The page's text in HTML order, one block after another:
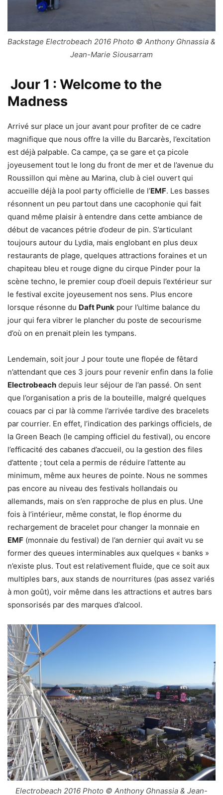
Backstage Electrobeach 2016 Photo © Anthony Ghnassia &
Jean-Marie Siousarram
Jour 1 : Welcome to the
Madness
Arrivé sur place un jour avant pour profiter de ce cadre
magnifique que nous offre la ville du Barcarès, l’excitation
est déjà palpable. Ca campe, ça se gare et ça picole
joyeusement tout le long du front de mer et de l’avenue du
Roussillon qui mène au Marina, club à ciel ouvert qui
accueille déjà la pool party officielle de l’EMF. Les basses
résonnent un peu partout dans une cacophonie qui fait
quand même plaisir à entendre dans cette ambiance de
début de vacances pétrie d’odeur de pin. S’articulant
toujours autour du Lydia, mais englobant en plus deux
restaurants de plage, quelques attractions foraines et un
chapiteau bleu et rouge digne du cirque Pinder pour la
scène techno, le premier coup d’oeil depuis l’extérieur sur
le festival excite joyeusement nos sens. Plus encore
lorsque résonne du Daft Punk pour l’ultime balance du
jour qui fera vibrer le plancher du poste de secourisme
d’où on en prenait plein les tympans.
Lendemain, soit jour J pour toute une flopée de fêtard
n’attendant que ces 3 jours pour revenir enfin dans la folie
Electrobeach depuis leur séjour de l’an passé. On sent
que l’organisation a pris de la bouteille, malgré quelques
couacs par ci par là comme l’arrivée tardive des bracelets
par courrier. En effet, l’indication des parkings officiels, de
la Green Beach (le camping officiel du festival), ou encore
l’efficacité des cabanes d’accueil, ou la gestion des files
d’attente ; tout cela a permis de réduire l’attente au
minimum, même aux heures de pointe. Nous ne sommes
pas encore au niveau des festivals hollandais ou
allemands, mais on s’en rapproche de plus en plus. Une
fois à l’intérieur, même constat, le flop énorme du
rechargement de bracelet pour changer la monnaie en
EMF (monnaie du festival) de l’an dernier qui avait vu se
former des queues interminables aux quelques « banks »
n’existe plus. Tout est relativement fluide, que ce soit aux
multiples bars, aux stands de nourritures (pas assez variés
à mon goût), voir même dans les attractions et autres bars
sponsorisés par des marques d’alcool.
Electrobeach 2016 Photo © Anthony Ghnassia & Jean-